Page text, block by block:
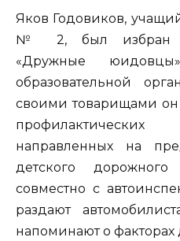
Яков Годовиков,
№ 2, был избран
«Дружные
образовательной
своими товарищами он
направленных на
детского дорожного
совместно с
раздают
напоминают о факторах